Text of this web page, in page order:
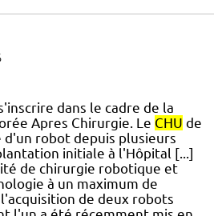
dans le cadre de la
Apres Chirurgie. Le CHU de
robot depuis plusieurs
initiale à l'Hôpital [...]
de chirurgie robotique et
à un maximum de
de deux robots